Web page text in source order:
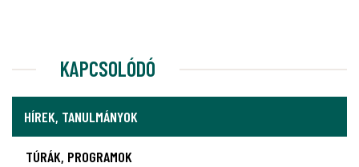
KAPCSOLÓDÓ
HÍREK, TANULMÁNYOK
TÚRÁK, PROGRAMOK